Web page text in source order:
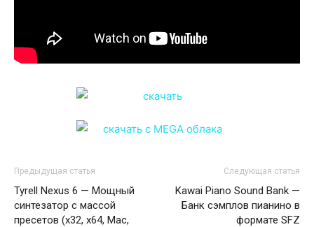
Предыдущая статья
Tyrell Nexus 6 — Мощный
синтезатор с массой
пресетов (x32, x64, Mac,
Следующая статья
Kawai Piano Sound Bank —
Банк сэмплов пианино в
формате SFZ